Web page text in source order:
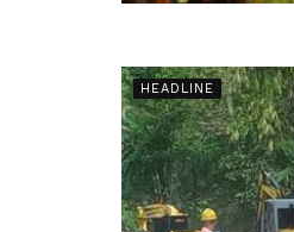
HEADLINE